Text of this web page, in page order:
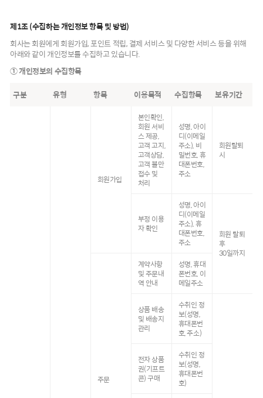
제1조 (수집하는 개인정보 항목 및 방법)
회사는 회원에게 회원가입, 포인트 적립, 결제 서비스 및 다양한 서비스 등을 위해
아래와 같이 개인정보를 수집하고 있습니다.
① 개인정보의 수집항목
구분
유형 항목 이용목적 수집항목 보유기간
회원가입
본인확인,
회원 서비
스 제공,
고객 고지,
고객상담,
고객 불만
접수 및
처리
성명, 아이
디(이메일
주소), 비
밀번호, 휴
대폰번호,
주소
회원탈퇴
시
부정 이용
자 확인
성명, 아이
디(이메일
주소), 휴
대폰번호,
주소
회원 탈퇴
후
30일까지
주문
계약사항
및 주문내
역 안내
성명, 휴대
폰번호, 이
메일주소
상품 배송
및 배송지
관리
수취인 정
보(성명,
휴대폰번
호, 주소)
전자 상품
권(기프트
콘) 구매
수취인 정
보(성명,
휴대폰번
호)